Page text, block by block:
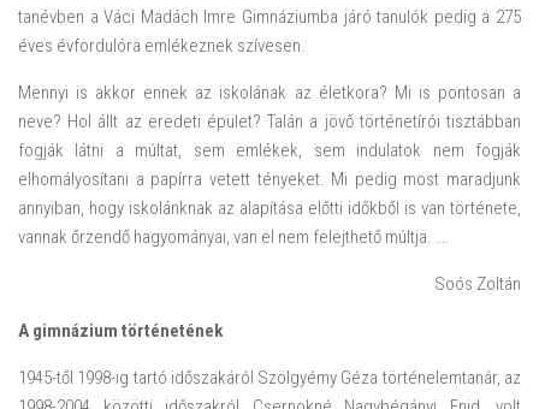
tanévben a Váci Madách Imre Gimnáziumba járó tanulók pedig a 275
éves évfordulóra emlékeznek szívesen.
Mennyi is akkor ennek az iskolának az életkora? Mi is pontosan a
neve? Hol állt az eredeti épület? Talán a jövő történetírói tisztábban
fogják látni a múltat, sem emlékek, sem indulatok nem fogják
elhomályosítani a papírra vetett tényeket. Mi pedig most maradjunk
annyiban, hogy iskolánknak az alapítása előtti időkből is van története,
vannak őrzendő hagyományai, van el nem felejthető múltja. ….
Soós Zoltán
A gimnázium történetének
1945-től 1998-ig tartó időszakáról Szölgyémy Géza történelemtanár, az